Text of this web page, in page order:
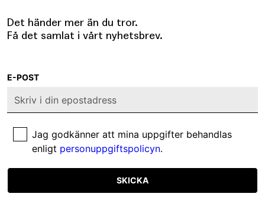
Det händer mer än du tror.
Få det samlat i vårt nyhetsbrev.
E-POST
Jag godkänner att mina uppgifter behandlas
enligt personuppgiftspolicyn.
SKICKA